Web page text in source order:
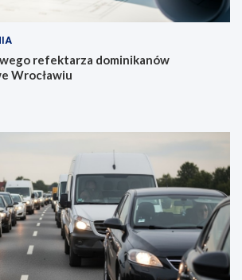
refektarza dominikanów
Wrocławiu